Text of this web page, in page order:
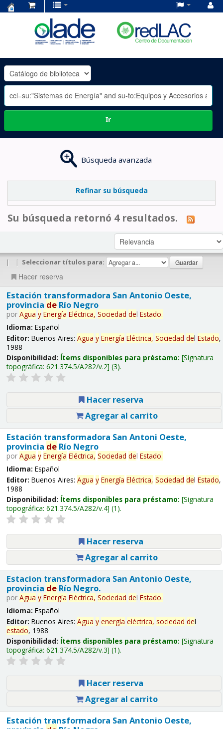
OLADE
-
Ir
Búsqueda avanzada
Refinar su búsqueda
Su búsqueda retornó 4 resultados.
| | Seleccionar títulos para:
Hacer reserva
Estación transformadora San Antonio Oeste,
provincia deRío Negro
por Agua y Energía Eléctrica, Sociedad del Estado.
Idioma: Español
Editor: Buenos Aires: Agua y Energía Eléctrica, Sociedad del Estado,
1988
Disponibilidad: Ítems disponibles para préstamo: Signatura
topográfica: 621.374.5/A282/v.2 (3).
Hacer reserva
Agregar al carrito
Estación transformadora San Antoni Oeste,
provincia deRío Negro
por Agua y Energía Eléctrica, Sociedad del Estado.
Idioma: Español
Editor: Buenos Aires: Agua y Energía Eléctrica, Sociedad del Estado,
1988
Disponibilidad: Ítems disponibles para préstamo: Signatura
topográfica: 621.374.5/A282/v.4 (1).
Hacer reserva
Agregar al carrito
Estacion transformadora San Antonio Oeste,
provincia deRío Negro.
por Agua y Energía Eléctrica, Sociedad del Estado.
Idioma: Español
Editor: Buenos Aires: Agua y energía eléctrica, sociedad del
estado, 1988
Disponibilidad: Ítems disponibles para préstamo: Signatura
topográfica: 621.374.5/A282/v.3 (1).
Hacer reserva
Agregar al carrito
Estación transformadora San Antonio Oeste,